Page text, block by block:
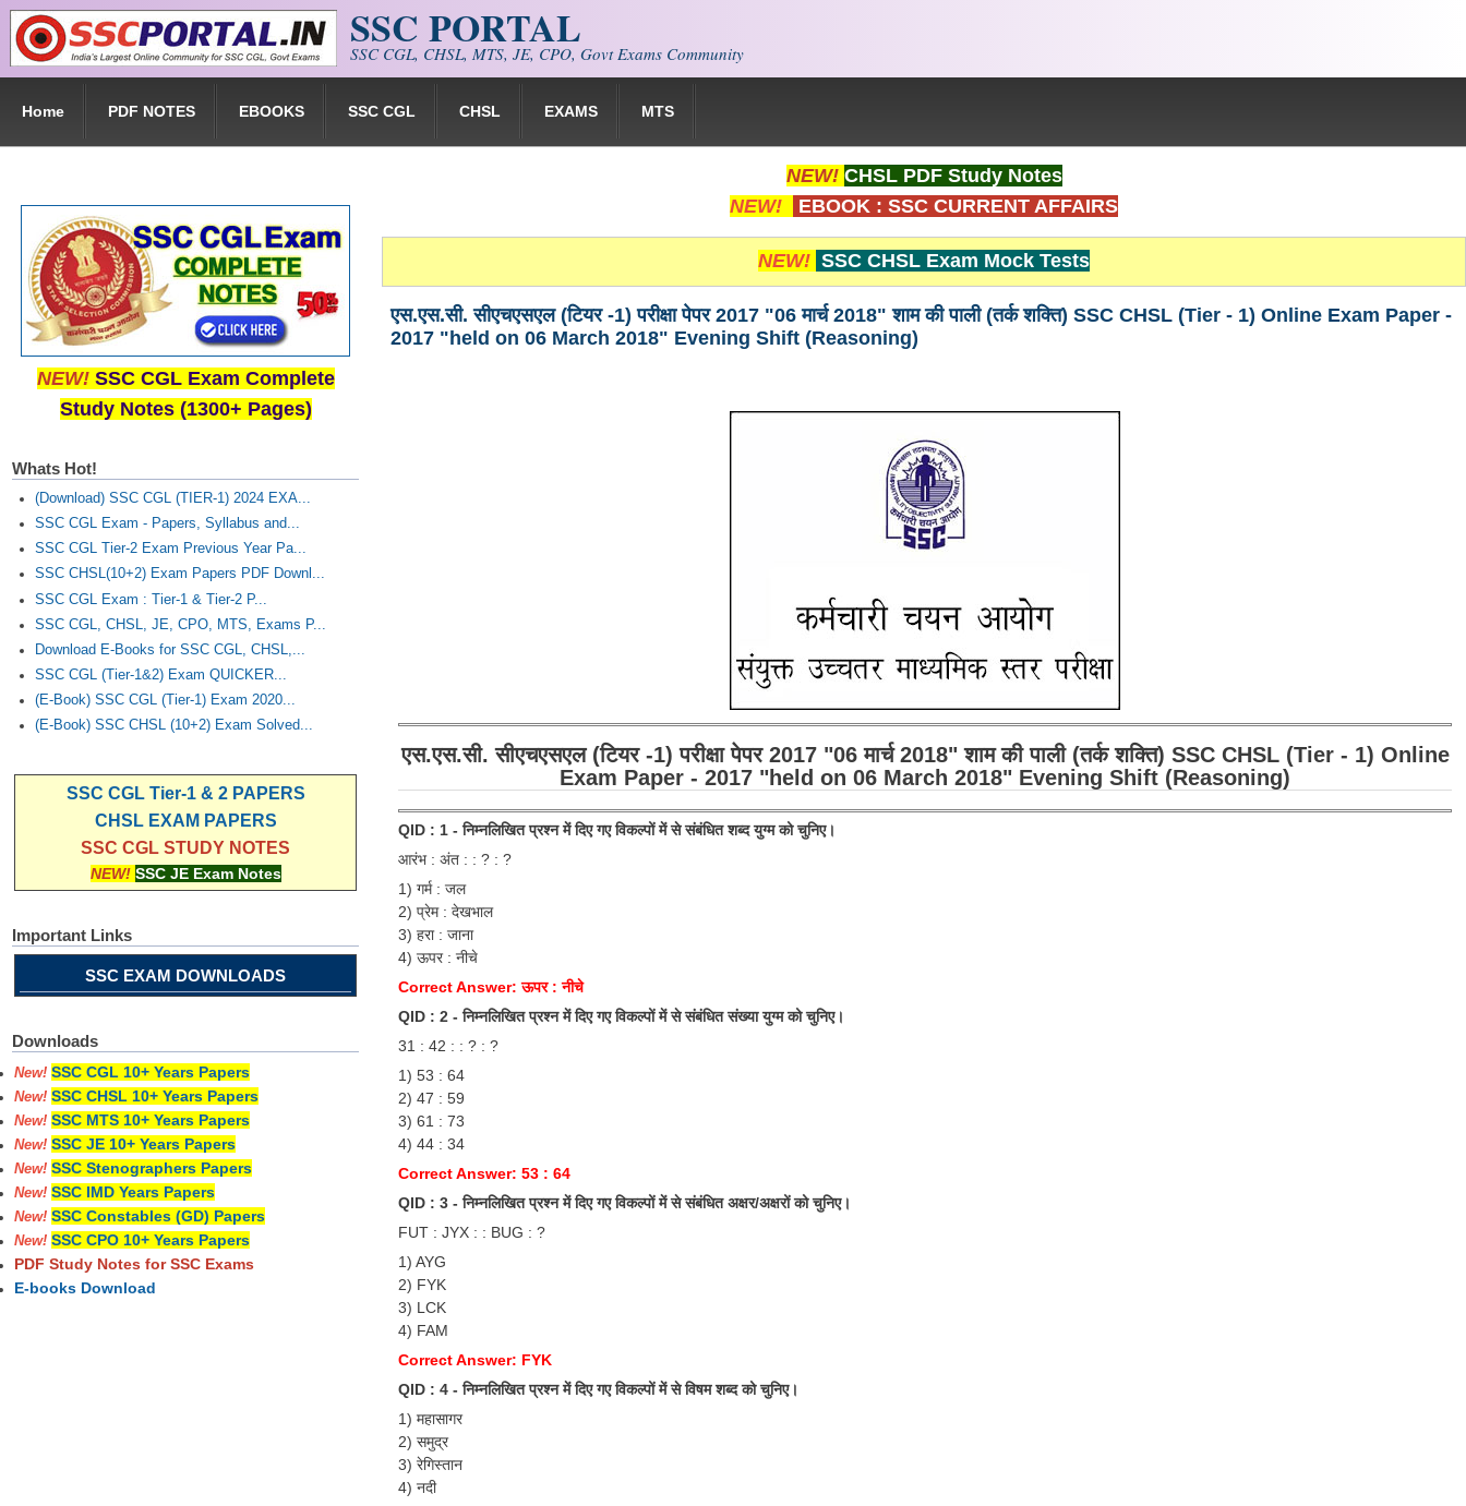
Skip to main content SSC PORTAL
SSC CGL, CHSL, MTS, JE, CPO, Govt Exams Community
Home PDF NOTES EBOOKS SSC CGL CHSL EXAMS MTS
NEW! CHSL PDF Study Notes
NEW!
EBOOK : SSC CURRENT AFFAIRS
NEW! SSC CHSL Exam Mock Tests
एस.एस.सी. सीएचएसएल (टियर -1) परीक्षा पेपर 2017 "06 मार्च 2018" शाम की पाली (तर्क शक्ति) SSC CHSL (Tier - 1) Online Exam Paper -
2017 "held on 06 March 2018" Evening Shift (Reasoning)
एस.एस.सी. सीएचएसएल (टियर -1) परीक्षा पेपर 2017 "06 मार्च 2018" शाम की पाली (तर्क शक्ति) SSC CHSL (Tier - 1) Online
Exam Paper - 2017 "held on 06 March 2018" Evening Shift (Reasoning)
QID : 1 - निम्नलिखित प्रश्न में दिए गए विकल्पों में से संबंधित शब्द युग्म को चुनिए।
आरंभ : अंत : : ? : ?
1) गर्म : जल
2) प्रेम : देखभाल
3) हरा : जाना
4) ऊपर : नीचे
Correct Answer: ऊपर : नीचे
QID : 2 - निम्नलिखित प्रश्न में दिए गए विकल्पों में से संबंधित संख्या युग्म को चुनिए।
31 : 42 : : ? : ?
1) 53 : 64
2) 47 : 59
3) 61 : 73
4) 44 : 34
Correct Answer: 53 : 64
QID : 3 - निम्नलिखित प्रश्न में दिए गए विकल्पों में से संबंधित अक्षर/अक्षरों को चुनिए।
FUT : JYX : : BUG : ?
1) AYG
2) FYK
3) LCK
4) FAM
Correct Answer: FYK
QID : 4 - निम्नलिखित प्रश्न में दिए गए विकल्पों में से विषम शब्द को चुनिए।
1) महासागर
2) समुद्र
3) रेगिस्तान
4) नदी
NEW! SSC CGL Exam Complete
Study Notes (1300+ Pages)
Whats Hot!
(Download) SSC CGL (TIER-1) 2024 EXA...
SSC CGL Exam - Papers, Syllabus and...
SSC CGL Tier-2 Exam Previous Year Pa...
SSC CHSL(10+2) Exam Papers PDF Downl...
SSC CGL Exam : Tier-1 & Tier-2 P...
SSC CGL, CHSL, JE, CPO, MTS, Exams P...
Download E-Books for SSC CGL, CHSL,...
SSC CGL (Tier-1&2) Exam QUICKER...
(E-Book) SSC CGL (Tier-1) Exam 2020...
(E-Book) SSC CHSL (10+2) Exam Solved...
SSC CGL Tier-1 & 2 PAPERS
CHSL EXAM PAPERS
SSC CGL STUDY NOTES
NEW! SSC JE Exam Notes
Important Links
SSC EXAM DOWNLOADS
Downloads
New! SSC CGL 10+ Years Papers
New! SSC CHSL 10+ Years Papers
New! SSC MTS 10+ Years Papers
New! SSC JE 10+ Years Papers
New! SSC Stenographers Papers
New! SSC IMD Years Papers
New! SSC Constables (GD) Papers
New! SSC CPO 10+ Years Papers
PDF Study Notes for SSC Exams
E-books Download